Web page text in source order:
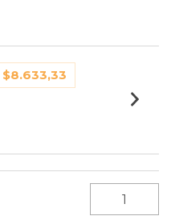
$8.633,33